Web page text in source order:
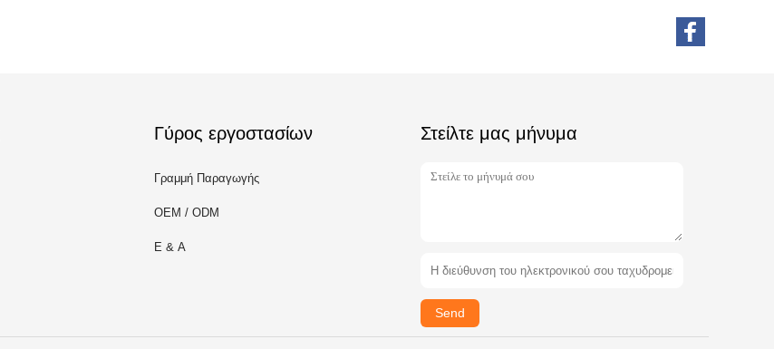
Γύρος εργοστασίων
Γραμμή Παραγωγής
OEM / ODM
Ε & Α
Στείλτε μας μήνυμα
Send